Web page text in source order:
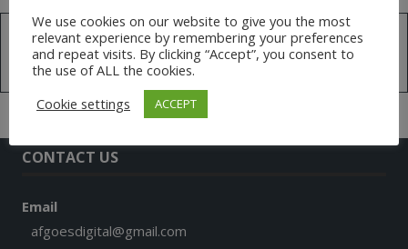
FOLLOW US ON TWITTER
Tweets by @AfGoesDigital
CONTACT US
Email
afgoesdigital@gmail.com
We use cookies on our website to give you the most
relevant experience by remembering your preferences
and repeat visits. By clicking “Accept”, you consent to
the use of ALL the cookies.
Cookie settings
ACCEPT